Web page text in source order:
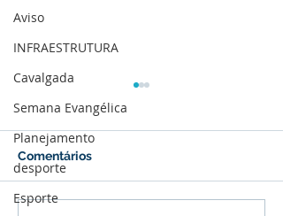
Aviso
INFRAESTRUTURA
Cavalgada
Semana Evangélica
Planejamento
desporte
Esporte
Comentários